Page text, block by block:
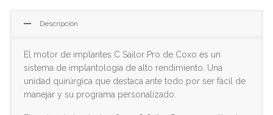
Descripción
El motor de implantes C Sailor Pro de Coxo es un
sistema de implantología de alto rendimiento. Una
unidad quirúrgica que destaca ante todo por ser fácil de
manejar y su programa personalizado.